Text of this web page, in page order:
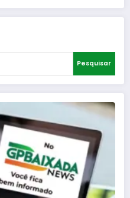
Pesquisar